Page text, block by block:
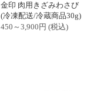
金印 肉用きざみわさび
(冷凍配送/冷蔵商品30g)
450～3,900 円 (税込)